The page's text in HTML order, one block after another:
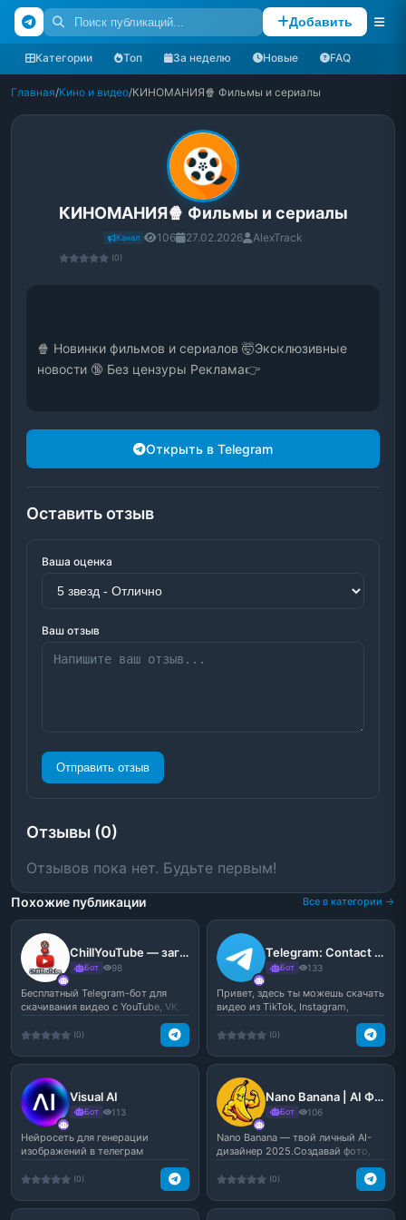
Добавить
Категории Топ За неделю Новые FAQ
Главная/Кино и видео/КИНОМАНИЯ🍿 Фильмы и сериалы
КИНОМАНИЯ🍿 Фильмы и сериалы
Канал 106 27.02.2026 AlexTrack
(0)
🍿 Новинки фильмов и сериалов 🤯Эксклюзивные
новости 🔞 Без цензуры Реклама👉
Открыть в Telegram
Оставить отзыв
Ваша оценка
Ваш отзыв
Отправить отзыв
Отзывы (0)
Отзывов пока нет. Будьте первым!
Похожие публикации Все в категории →
ChillYouTube — загрузчик видео
Бот 98
Бесплатный Telegram-бот для
скачивания видео с YouTube, VK,
(0)
Telegram: Contact @ninjasave_bot
Бот 133
Привет, здесь ты можешь скачать
видео из TikTok, Instagram,
(0)
Visual AI
Бот 113
Нейросеть для генерации
изображений в телеграм
(0)
Nano Banana | AI Фото, Видео, Оживление
Бот 106
Nano Banana — твой личный AI-
дизайнер 2025.Создавай фото,
(0)